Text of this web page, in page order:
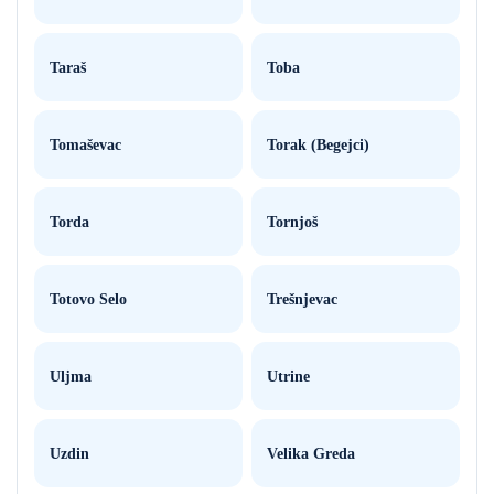
Taraš Toba
Tomaševac Torak (Begejci)
Torda Tornjoš
Totovo Selo Trešnjevac
Uljma Utrine
Uzdin Velika Greda